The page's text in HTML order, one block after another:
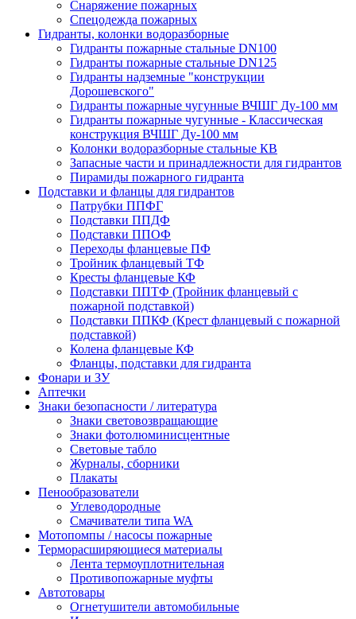
Снаряжение пожарных
Спецодежда пожарных
Гидранты, колонки водоразборные
Гидранты пожарные стальные DN100
Гидранты пожарные стальные DN125
Гидранты надземные "конструкции
Дорошевского"
Гидранты пожарные чугунные ВЧШГ Ду-100 мм
Гидранты пожарные чугунные - Классическая
конструкция ВЧШГ Ду-100 мм
Колонки водоразборные стальные КВ
Запасные части и принадлежности для гидрантов
Пирамиды пожарного гидранта
Подставки и фланцы для гидрантов
Патрубки ППФГ
Подставки ППДФ
Подставки ППОФ
Переходы фланцевые ПФ
Тройник фланцевый ТФ
Кресты фланцевые КФ
Подставки ППТФ (Тройник фланцевый с
пожарной подставкой)
Подставки ППКФ (Крест фланцевый с пожарной
подставкой)
Колена фланцевые КФ
Фланцы, подставки для гидранта
Фонари и ЗУ
Аптечки
Знаки безопасности / литература
Знаки световозвращающие
Знаки фотолюминисцентные
Световые табло
Журналы, сборники
Плакаты
Пенообразователи
Углеводородные
Смачиватели типа WA
Мотопомпы / насосы пожарные
Терморасширяющиеся материалы
Лента термоуплотнительная
Противопожарные муфты
Автотовары
Огнетушители автомобильные